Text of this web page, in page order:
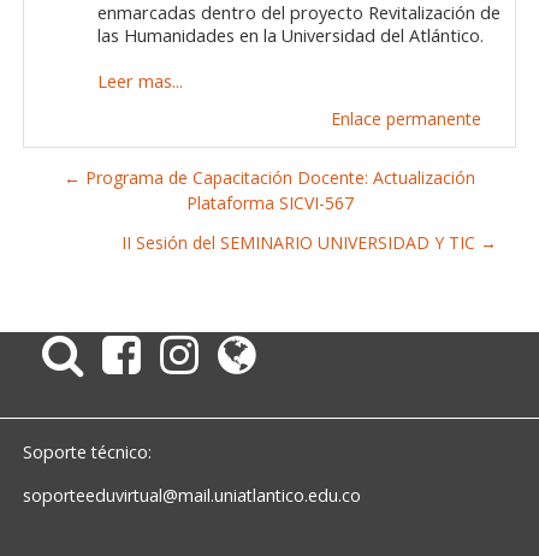
enmarcadas dentro del proyecto Revitalización de
las Humanidades en la Universidad del Atlántico.
Leer mas...
Enlace permanente
← Programa de Capacitación Docente: Actualización
Plataforma SICVI-567
II Sesión del SEMINARIO UNIVERSIDAD Y TIC →
Soporte técnico:
soporteeduvirtual@mail.uniatlantico.edu.co